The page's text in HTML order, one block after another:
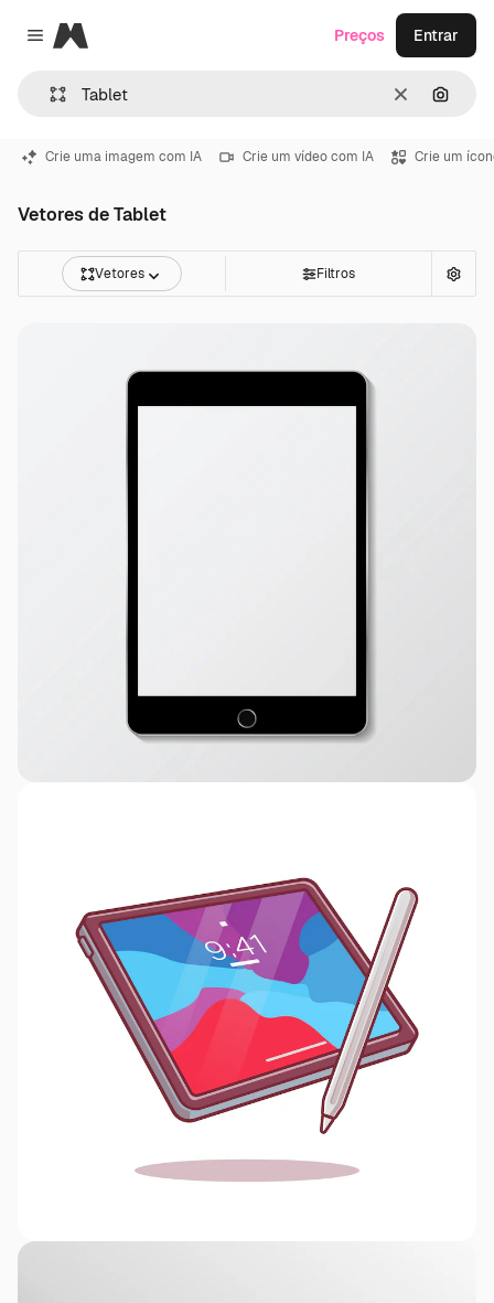
Close menu
Magnific
Limpar
Preços Entrar
Crie uma imagem com IA Crie um vídeo com IA Crie um
Vetores de Tablet
Vetores Filtros